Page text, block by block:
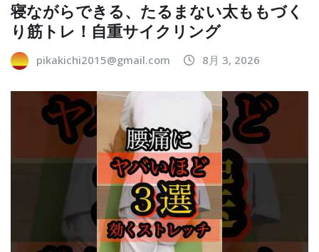
寝ながらできる、たるまない太ももづく
り筋トレ！自重サイクリング
pikakichi2015@gmail.com 8月 3, 2026